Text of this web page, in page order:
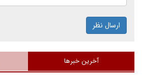
ارسال نظر
آخرین خبرها